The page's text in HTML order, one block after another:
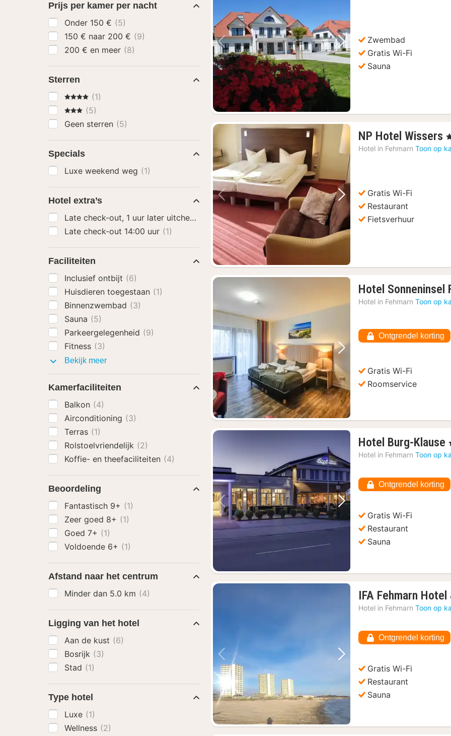
Vorige foto Volgende foto
Zwembad
Gratis Wi-Fi
Sauna
Vorige foto Volgende foto
NP Hotel Wissers ,
Hotel in Fehmarn Toon op
Gratis Wi-Fi
Restaurant
Fietsverhuur
Vorige foto Volgende foto
Hotel Sonneninsel
Hotel in Fehmarn Toon op
Ontgrendel korting
Gratis Wi-Fi
Roomservice
Vorige foto Volgende foto
Hotel Burg-Klause
€
Hotel in Fehmarn Toon op
Ontgrendel korting
Gratis Wi-Fi
Restaurant
Sauna
Vorige foto Volgende foto
IFA Fehmarn
Hotel in Fehmarn Toon op
Ontgrendel korting
Gratis Wi-Fi
Restaurant
Sauna
Prijs per kamer per nacht
Onder 150 € (5)
150 € naar 200 € (9)
200 € en meer (8)
Sterren
4 Sterren
(1)
3 Sterren
(5)
Geen sterren (5)
Specials
Luxe weekend weg (1)
Hotel extra’s
Late check-out, 1 uur later uitchecken
(1)
Late check-out 14:00 uur (1)
Faciliteiten
Inclusief ontbijt (6)
Huisdieren toegestaan (1)
Binnenzwembad (3)
Sauna (5)
Parkeergelegenheid (9)
Fitness (3)
Bekijk meerFaciliteiten
Kamerfaciliteiten
Balkon (4)
Airconditioning (3)
Terras (1)
Rolstoelvriendelijk (2)
Koffie- en theefaciliteiten (4)
Beoordeling
Fantastisch 9+ (1)
Zeer goed 8+ (1)
Goed 7+ (1)
Voldoende 6+ (1)
Afstand naar het centrum
Minder dan 5.0 km (4)
Ligging van het hotel
Aan de kust (6)
Bosrijk (3)
Stad (1)
Type hotel
Luxe (1)
Wellness (2)